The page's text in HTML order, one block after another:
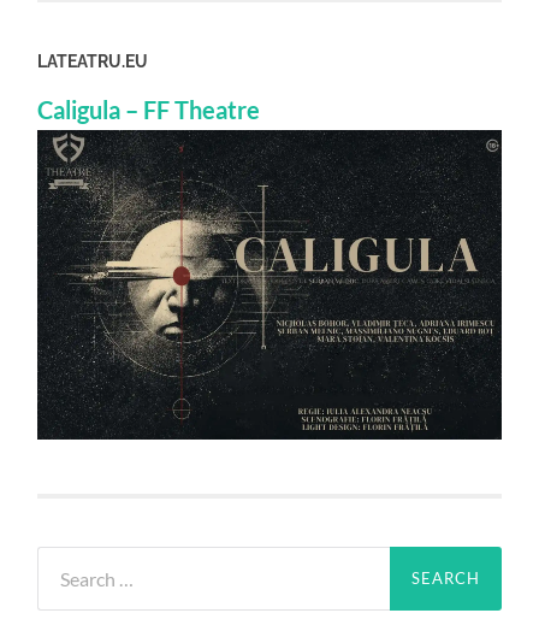
LATEATRU.EU
Caligula – FF Theatre
for: